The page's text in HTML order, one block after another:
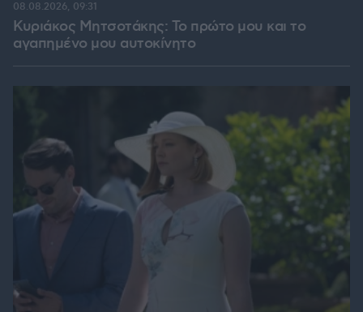
Κυριάκος Μητσοτάκης: Το πρώτο μου και το
αγαπημένο μου αυτοκίνητο
08.08.2026, 09:31